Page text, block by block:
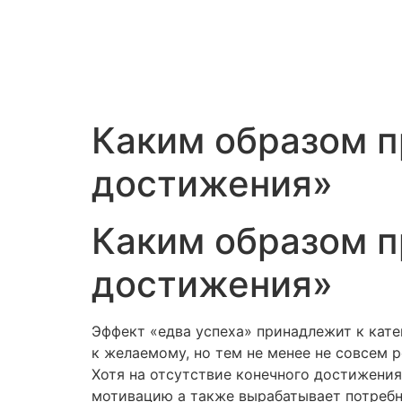
Каким образом
достижения»
Каким образом
достижения»
Эффект «едва успеха» принадлежит к
к желаемому, но тем не менее не совсем
Хотя на отсутствие конечного
мотивацию а также вырабатывает